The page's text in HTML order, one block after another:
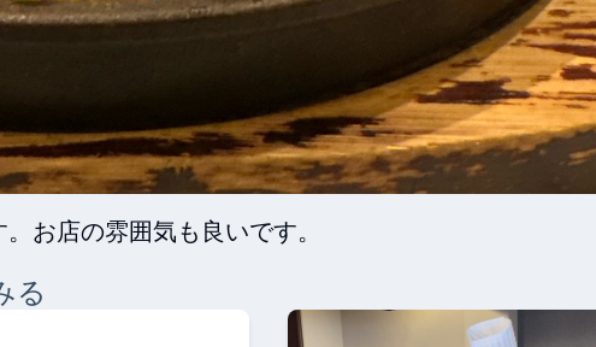
お店の雰囲気も良いです。
る